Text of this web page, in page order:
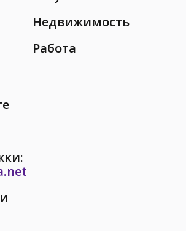
Недвижимость
Работа